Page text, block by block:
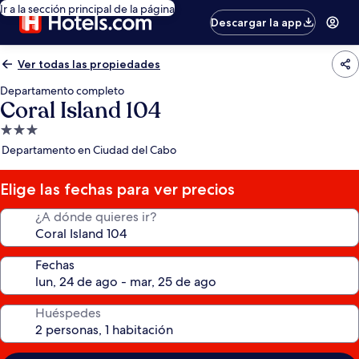
Ir a la sección principal de la página
Descargar la app
Ver todas las propiedades
Departamento completo
Coral Island 104
Propiedad
de
estrellas
Departamento en Ciudad del Cabo
Elige las fechas para ver precios
¿A dónde quieres ir?
Fechas
Huéspedes